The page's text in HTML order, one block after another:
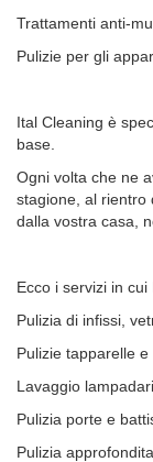
Trattamenti anti-
Pulizie per gli
Ital Cleaning è
base.
Ogni volta che ne
stagione, al rientro
dalla vostra casa,
Ecco i servizi in
Pulizia di infissi,
Pulizie tapparelle
Lavaggio
Pulizia porte e
Pulizia